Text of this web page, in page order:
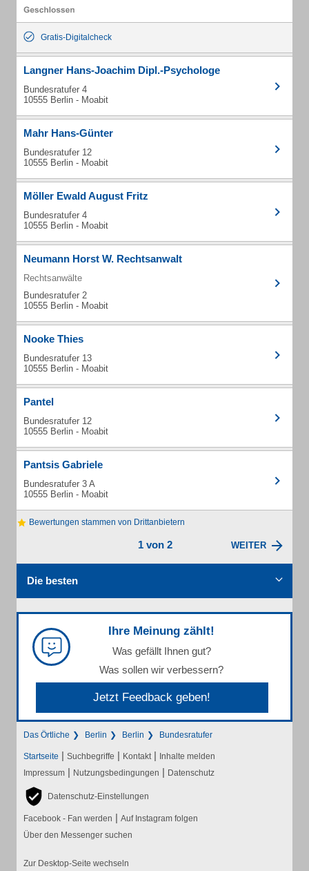
Gratis-Digitalcheck
Langner Hans-Joachim Dipl.-Psychologe
Bundesratufer 4
10555 Berlin - Moabit
Mahr Hans-Günter
Bundesratufer 12
10555 Berlin - Moabit
Möller Ewald August Fritz
Bundesratufer 4
10555 Berlin - Moabit
Neumann Horst W. Rechtsanwalt
Rechtsanwälte
Bundesratufer 2
10555 Berlin - Moabit
Nooke Thies
Bundesratufer 13
10555 Berlin - Moabit
Pantel
Bundesratufer 12
10555 Berlin - Moabit
Pantsis Gabriele
Bundesratufer 3 A
10555 Berlin - Moabit
Bewertungen stammen von Drittanbietern
1 von 2 WEITER
Die besten
Ihre Meinung zählt!
Was gefällt Ihnen gut?
Was sollen wir verbessern?
Jetzt Feedback geben!
Das Örtliche Berlin Berlin Bundesratufer
Startseite | Suchbegriffe | Kontakt | Inhalte melden
Impressum | Nutzungsbedingungen | Datenschutz
Datenschutz-Einstellungen
Facebook - Fan werden | Auf Instagram folgen
Über den Messenger suchen
Zur Desktop-Seite wechseln